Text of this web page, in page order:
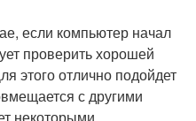
если компьютер начал
проверить хорошей
этого отлично подойдет
с другими